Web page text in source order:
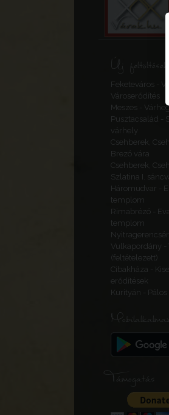
Új
Feketeváros -
Városerődítés
Meszes -
Pusztacsalád -
várhely
Csehberek,
Brezó vára
Csehberek,
Szlatina I.
Háromudvar -
templom
Rimabrézó -
templom
Vulkapordány -
(feltételezett)
Cibakháza -
erődítések
Kurityán -
Támogatás